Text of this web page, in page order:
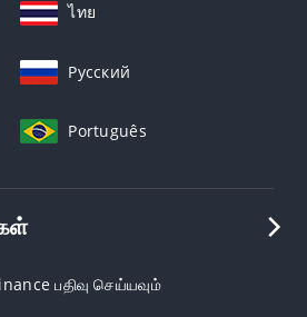
ไทย
Русский
Português
பதிவு செய்யவும்